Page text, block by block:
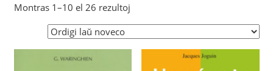
Montras 1–10 el 26 rezultojSorted
by
latest